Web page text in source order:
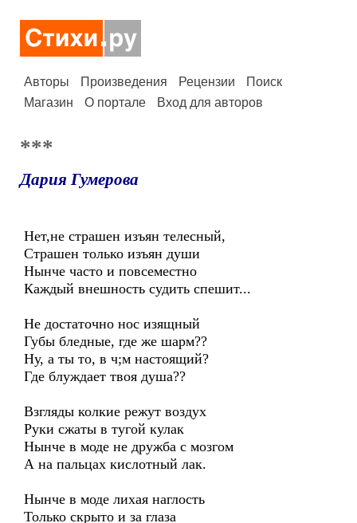
Авторы Произведения Рецензии
Поиск
Магазин
О портале Вход для авторов
***
Дария Гумерова
Нет,не страшен изъян телесный,
Страшен только изъян души
Нынче часто и повсеместно
Каждый внешность судить спешит...
Не достаточно нос изящный
Губы бледные, где же шарм??
Ну, а ты то, в ч;м настоящий?
Где блуждает твоя душа??
Взгляды колкие режут воздух
Руки сжаты в тугой кулак
Нынче в моде не дружба с мозгом
А на пальцах кислотный лак.
Нынче в моде лихая наглость
Только скрыто и за глаза